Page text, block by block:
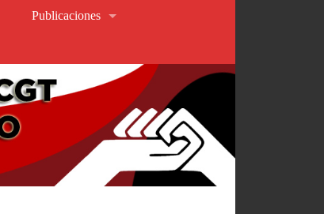
Publicaciones